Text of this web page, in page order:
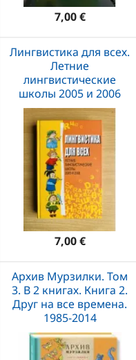
7,00 €
Лингвистика для всех.
Летние
лингвистические
школы 2005 и 2006
7,00 €
Архив Мурзилки. Том
3. В 2 книгах. Книга 2.
Друг на все времена.
1985-2014